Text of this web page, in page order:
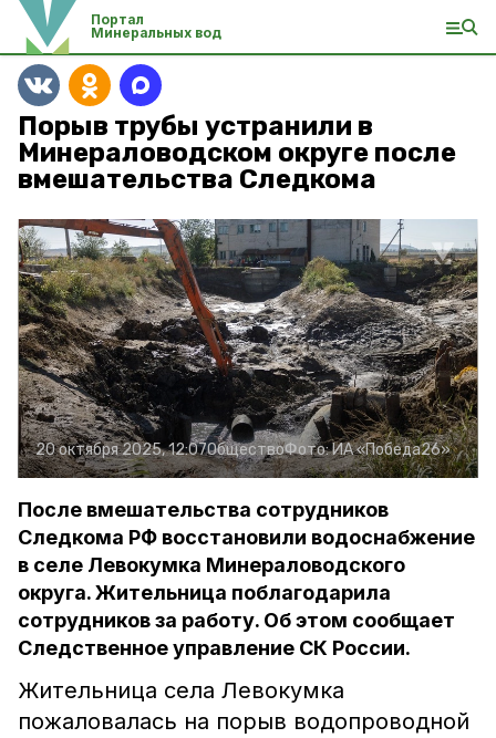
Портал
Минеральных вод
Порыв трубы устранили в
Минераловодском округе после
вмешательства Следкома
20 октября 2025, 12:07ОбществоФото:ИА «Победа26»
После вмешательства сотрудников
Следкома РФ восстановили водоснабжение
в селе Левокумка Минераловодского
округа. Жительница поблагодарила
сотрудников за работу. Об этом сообщает
Следственное управление СК России.
Жительница села Левокумка
пожаловалась на порыв водопроводной